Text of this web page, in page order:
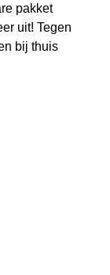
pakket
uit! Tegen
bij thuis